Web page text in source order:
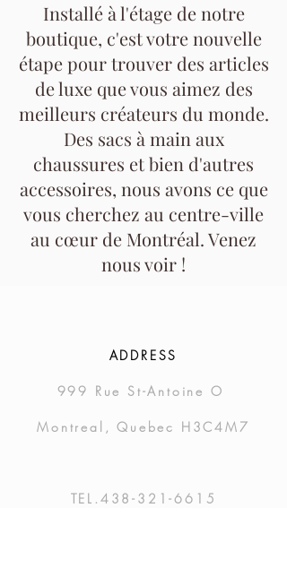
Installé à l'étage de notre
boutique, c'est votre nouvelle
étape pour trouver des articles
de luxe que vous aimez des
meilleurs créateurs du monde.
Des sacs à main aux
chaussures et bien d'autres
accessoires, nous avons ce que
vous cherchez au centre-ville
au cœur de Montréal. Venez
nous voir !
ADDRESS
999 Rue St-Antoine O
Montreal, Quebec H3C4M7
TEL.438-321-6615